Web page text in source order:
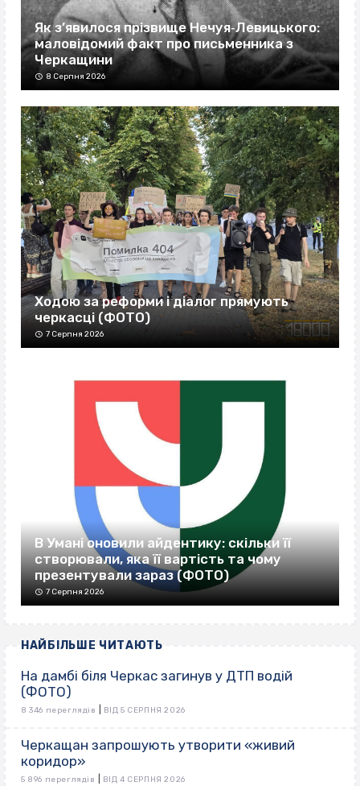
Як з’явилося прізвище Нечуя‐Левицького:
маловідомий факт про письменника з
Черкащини
8 Серпня 2026
Ходою за реформи і діалог прямують
черкасці (ФОТО)
7 Серпня 2026
В Умані оновили айдентику: скільки її
створювали, яка її вартість та чому
презентували зараз (ФОТО)
7 Серпня 2026
НАЙБІЛЬШЕ ЧИТАЮТЬ
На дамбі біля Черкас загинув у ДТП водій
(ФОТО)
8 346 переглядів ВІД 5 СЕРПНЯ 2026
Черкащан запрошують утворити «живий
коридор»
5 896 переглядів ВІД 4 СЕРПНЯ 2026